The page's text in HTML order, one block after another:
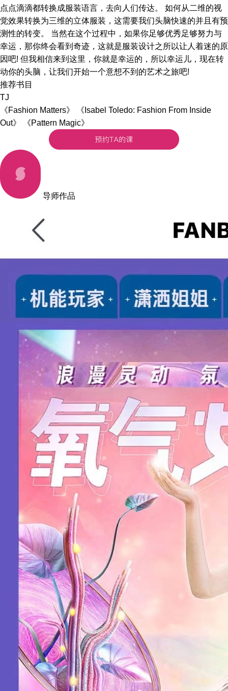
点点滴滴都转换成服装语言，去向人们传达。 如何从二维的视
觉效果转换为三维的立体服装，这需要我们头脑快速的并且有预
测性的转变。 当然在这个过程中，如果你足够优秀足够努力与
幸运，那你终会看到奇迹，这就是服装设计之所以让人着迷的原
因吧! 但我相信来到这里，你就是幸运的，所以幸运儿，现在转
动你的头脑，让我们开始一个意想不到的艺术之旅吧!
推荐书目
TJ
《Fashion Matters》 《Isabel Toledo: Fashion From Inside
Out》 《Pattern Magic》
导师作品